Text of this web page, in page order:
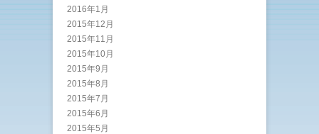
2016年1月
2015年12月
2015年11月
2015年10月
2015年9月
2015年8月
2015年7月
2015年6月
2015年5月